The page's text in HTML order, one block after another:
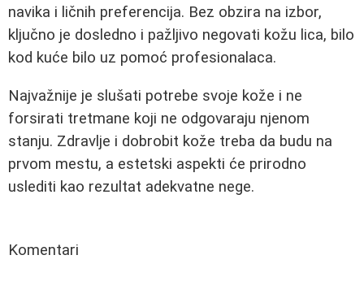
navika i ličnih preferencija. Bez obzira na izbor,
ključno je dosledno i pažljivo negovati kožu lica, bilo
kod kuće bilo uz pomoć profesionalaca.
Najvažnije je slušati potrebe svoje kože i ne
forsirati tretmane koji ne odgovaraju njenom
stanju. Zdravlje i dobrobit kože treba da budu na
prvom mestu, a estetski aspekti će prirodno
uslediti kao rezultat adekvatne nege.
Komentari